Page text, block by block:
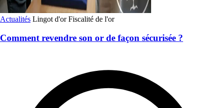
Actualités Lingot d'or Fiscalité de l'or
Comment revendre son or de façon sécurisée ?